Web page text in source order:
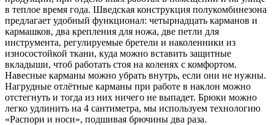
в теплое время года. Шведская конструкция полукомбинезона
предлагает удобный функционал: четырнадцать карманов и
кармашков, два крепления для ножа, две петли для
инструмента, регулируемые бретели и наколенники из
износостойкой ткани, куда можно вставить защитные
вкладыши, чтоб работать стоя на коленях с комфортом.
Навесные карманы можно убрать внутрь, если они не нужны.
Нагрудные отлётные карманы при работе в наклон можно
отстегнуть и тогда из них ничего не выпадет. Брюки можно
легко удлинить на 4 сантиметра, мы используем технологию
«Распори и носи», подшивая брючины два раза.